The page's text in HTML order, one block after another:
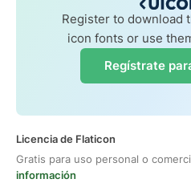
Register to download
icon fonts or use
Regístrate
Licencia de Flaticon
Gratis para uso personal o
información